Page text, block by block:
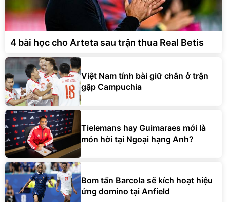
4 bài học cho Arteta sau trận thua Real Betis
Việt Nam tính bài giữ chân ở trận
gặp Campuchia
Tielemans hay Guimaraes mới là
món hời tại Ngoại hạng Anh?
Bom tấn Barcola sẽ kích hoạt hiệu
ứng domino tại Anfield